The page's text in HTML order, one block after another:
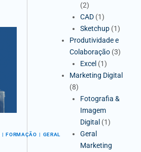
FORMAÇÃO GERAL
(2)
CAD (1)
Sketchup (1)
Produtividade e
Colaboração (3)
Excel (1)
Marketing Digital
(8)
Fotografia &
Imagem
Digital (1)
Geral
Marketing